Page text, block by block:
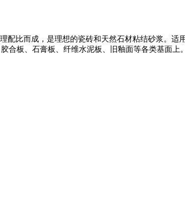
配比而成，是理想的瓷砖和天然石材粘结砂浆。
合板、石膏板、纤维水泥板、旧釉面等各类基面上。